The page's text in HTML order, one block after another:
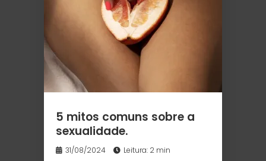
5 mitos comuns sobre a
sexualidade.
31/08/2024 Leitura: 2 min